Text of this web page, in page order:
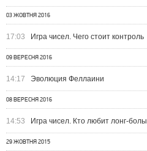
03 ЖОВТНЯ 2016
17:03 Игра чисел. Чего стоит контроль
09 ВЕРЕСНЯ 2016
14:17 Эволюция Феллаини
08 ВЕРЕСНЯ 2016
14:53 Игра чисел. Кто любит лонг-болы
29 ЖОВТНЯ 2015